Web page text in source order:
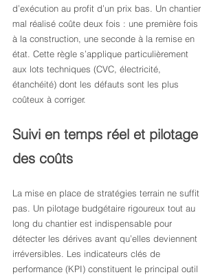
d’exécution au profit d’un prix bas. Un chantier
mal réalisé coûte deux fois : une première fois
à la construction, une seconde à la remise en
état. Cette règle s’applique particulièrement
aux lots techniques (CVC, électricité,
étanchéité) dont les défauts sont les plus
coûteux à corriger.
Suivi en temps réel et pilotage
des coûts
La mise en place de stratégies terrain ne suffit
pas. Un pilotage budgétaire rigoureux tout au
long du chantier est indispensable pour
détecter les dérives avant qu’elles deviennent
irréversibles. Les indicateurs clés de
performance (KPI) constituent le principal outil